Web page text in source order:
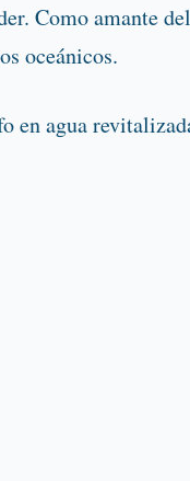
Como amante
oceánicos.
en agua